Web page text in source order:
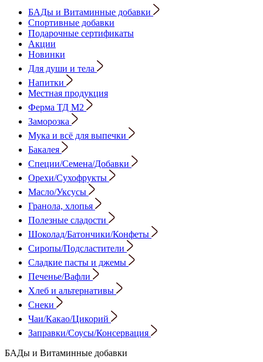
БАДы и Витаминные добавки
Спортивные добавки
Подарочные сертификаты
Акции
Новинки
Для души и тела
Напитки
Местная продукция
Ферма ТД М2
Заморозка
Мука и всё для выпечки
Бакалея
Специи/Семена/Добавки
Орехи/Сухофрукты
Масло/Уксусы
Гранола, хлопья
Полезные сладости
Шоколад/Батончики/Конфеты
Сиропы/Подсластители
Сладкие пасты и джемы
Печенье/Вафли
Хлеб и альтернативы
Снеки
Чаи/Какао/Цикорий
Заправки/Соусы/Консервация
БАДы и Витаминные добавки